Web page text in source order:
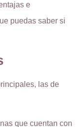
e
puedas saber si
las de
que cuentan con